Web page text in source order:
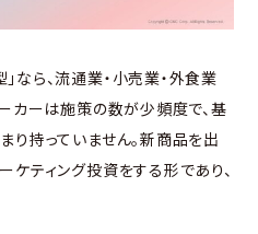
なら、流通業・小売業・外食業
ーカーは施策の数が少頻度で、基
り持っていません。新商品を出
ケティング投資をする形であり、